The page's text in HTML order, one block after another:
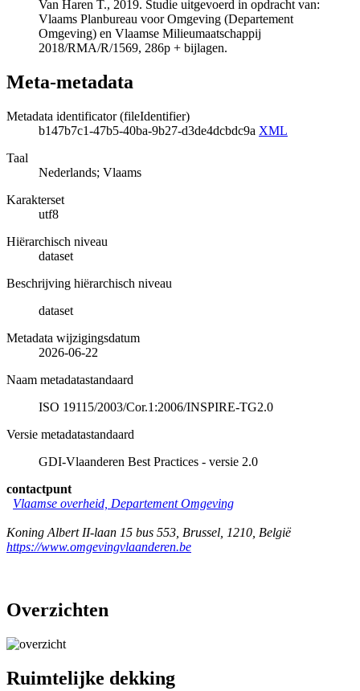
Van Haren T., 2019. Studie uitgevoerd in opdracht van:
Vlaams Planbureau voor Omgeving (Departement
Omgeving) en Vlaamse Milieumaatschappij
2018/RMA/R/1569, 286p + bijlagen.
Meta-metadata
Metadata identificator (fileIdentifier)
b147b7c1-47b5-40ba-9b27-d3de4dcbdc9a XML
Taal
Nederlands; Vlaams
Karakterset
utf8
Hiërarchisch niveau
dataset
Beschrijving hiërarchisch niveau
dataset
Metadata wijzigingsdatum
2026-06-22
Naam metadatastandaard
ISO 19115/2003/Cor.1:2006/INSPIRE-TG2.0
Versie metadatastandaard
GDI-Vlaanderen Best Practices - versie 2.0
contactpunt
Vlaamse overheid, Departement Omgeving
Koning Albert II-laan 15 bus 553 Brussel 1210 België
https://www.omgevingvlaanderen.be
Overzichten
Ruimtelijke dekking